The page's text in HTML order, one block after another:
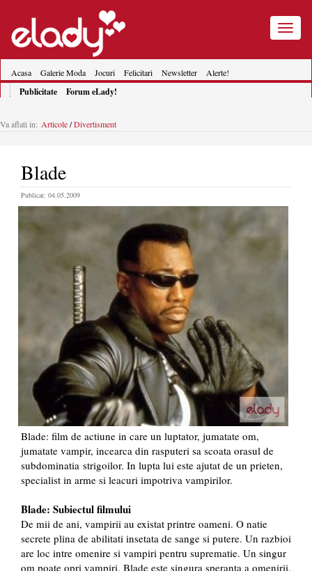
Toggle
Acasa Galerie Moda Jocuri Felicitari Newsletter Alerte!
Publicitate Forum eLady!
Va aflati in: Articole/Divertisment
Blade
Publicat: 04.05.2009
Blade: film de actiune in care un luptator, jumatate om,
jumatate vampir, incearca din rasputeri sa scoata orasul de
subdominatia strigoilor. In lupta lui este ajutat de un prieten,
specialist in arme si leacuri impotriva vampirilor.
Blade: Subiectul filmului
De mii de ani, vampirii au existat printre oameni. O natie
secrete plina de abilitati insetata de sange si putere. Un razbioi
are loc intre omenire si vampiri pentru suprematie. Un singur
om poate opri vampiri. Blade este singura speranta a omenirii.